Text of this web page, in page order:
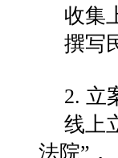
收集
撰写
2. 立
线上
法院”